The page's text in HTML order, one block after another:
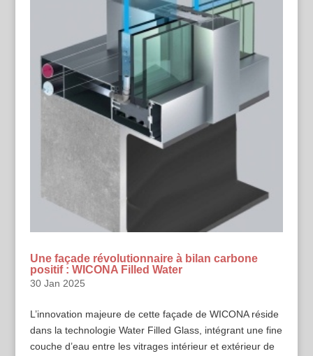
Une façade révolutionnaire à bilan carbone
positif : WICONA Filled Water
30 Jan 2025
L’innovation majeure de cette façade de WICONA réside
dans la technologie Water Filled Glass, intégrant une fine
couche d’eau entre les vitrages intérieur et extérieur de